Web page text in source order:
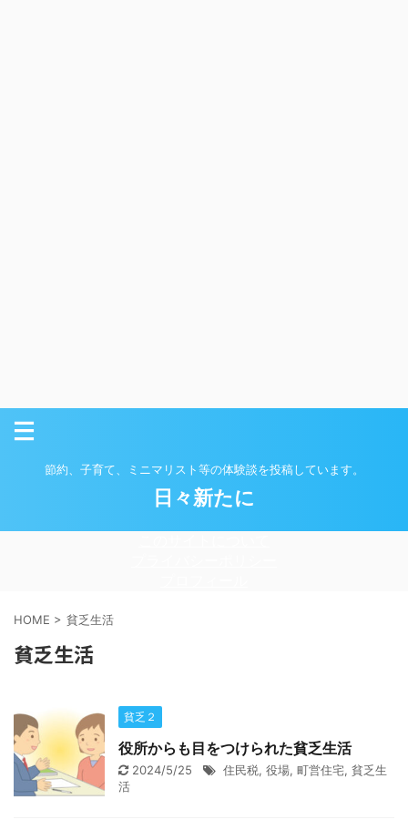
節約、子育て、ミニマリスト等の体験談を投稿しています。
日々新たに
HOME > 貧乏生活
貧乏生活
貧乏２
役所からも目をつけられた貧乏生活
2024/5/25 住民税, 役場, 町営住宅, 貧乏生
活